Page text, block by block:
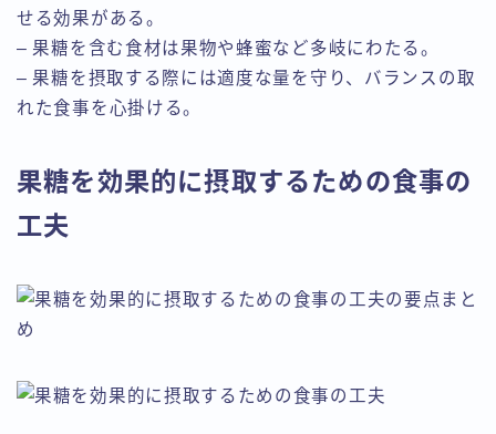
せる効果がある。
– 果糖を含む食材は果物や蜂蜜など多岐にわたる。
– 果糖を摂取する際には適度な量を守り、バランスの取
れた食事を心掛ける。
果糖を効果的に摂取するための食事の
工夫